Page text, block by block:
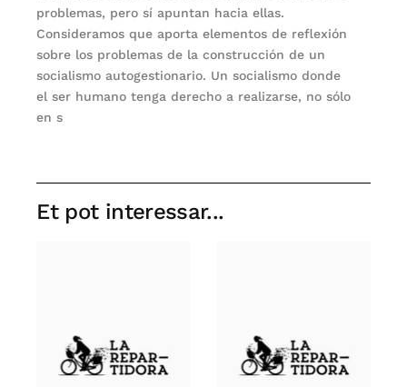
problemas, pero sí apuntan hacia ellas.
Consideramos que aporta elementos de reflexión
sobre los problemas de la construcción de un
socialismo autogestionario. Un socialismo donde
el ser humano tenga derecho a realizarse, no sólo
en s
Et pot interessar...